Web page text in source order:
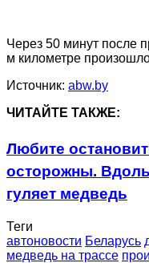
Через 50 минут после
м километре
Источник: abw.by
ЧИТАЙТЕ ТАКЖЕ:
Любите
осторожны.
гуляет медведь
Теги
автоновости Беларусь
медведь на трассе